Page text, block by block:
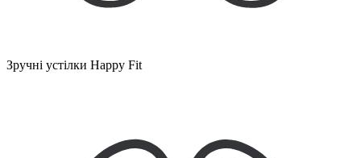
Зручні устілки Happy Fit